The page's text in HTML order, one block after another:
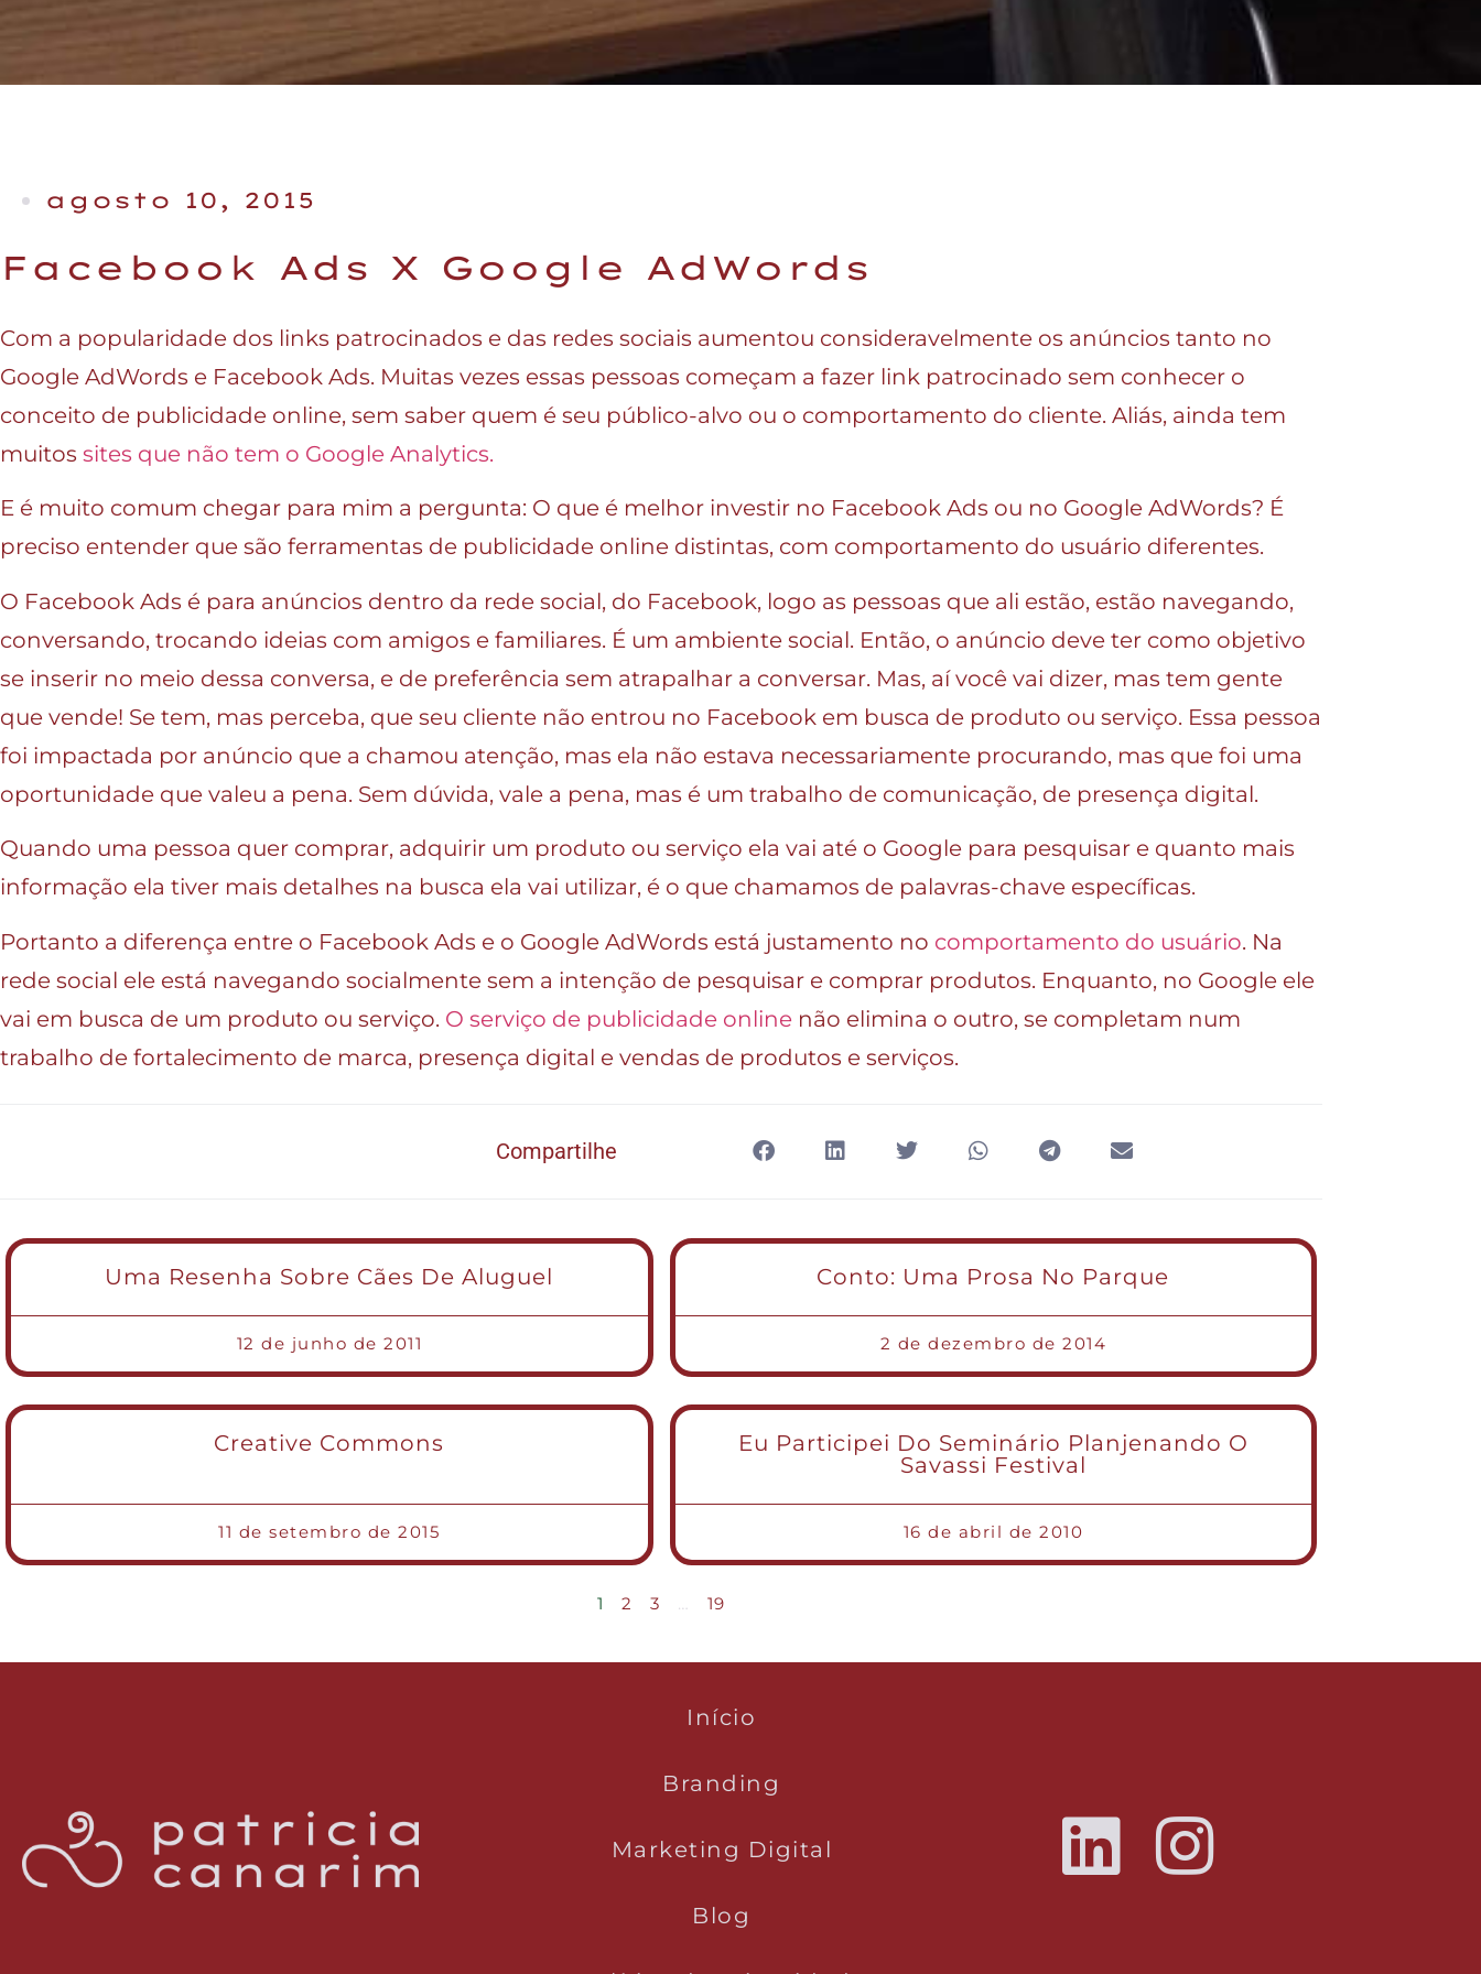
agosto 10, 2015
Facebook Ads X Google AdWords
Com a popularidade dos links patrocinados e das redes sociais aumentou consideravelmente os anúncios tanto no
Google AdWords e Facebook Ads. Muitas vezes essas pessoas começam a fazer link patrocinado sem conhecer o
conceito de publicidade online, sem saber quem é seu público-alvo ou o comportamento do cliente. Aliás, ainda tem
muitos sites que não tem o Google Analytics.
E é muito comum chegar para mim a pergunta: O que é melhor investir no Facebook Ads ou no Google AdWords? É
preciso entender que são ferramentas de publicidade online distintas, com comportamento do usuário diferentes.
O Facebook Ads é para anúncios dentro da rede social, do Facebook, logo as pessoas que ali estão, estão navegando,
conversando, trocando ideias com amigos e familiares. É um ambiente social. Então, o anúncio deve ter como objetivo
se inserir no meio dessa conversa, e de preferência sem atrapalhar a conversar. Mas, aí você vai dizer, mas tem gente
que vende! Se tem, mas perceba, que seu cliente não entrou no Facebook em busca de produto ou serviço. Essa pessoa
foi impactada por anúncio que a chamou atenção, mas ela não estava necessariamente procurando, mas que foi uma
oportunidade que valeu a pena. Sem dúvida, vale a pena, mas é um trabalho de comunicação, de presença digital.
Quando uma pessoa quer comprar, adquirir um produto ou serviço ela vai até o Google para pesquisar e quanto mais
informação ela tiver mais detalhes na busca ela vai utilizar, é o que chamamos de palavras-chave específicas.
Portanto a diferença entre o Facebook Ads e o Google AdWords está justamento no comportamento do usuário. Na
rede social ele está navegando socialmente sem a intenção de pesquisar e comprar produtos. Enquanto, no Google ele
vai em busca de um produto ou serviço. O serviço de publicidade online não elimina o outro, se completam num
trabalho de fortalecimento de marca, presença digital e vendas de produtos e serviços.
Compartilhe
Uma Resenha Sobre Cães De Aluguel
12 de junho de 2011
Conto: Uma Prosa No Parque
2 de dezembro de 2014
Creative Commons
11 de setembro de 2015
Eu Participei Do Seminário Planjenando O
Savassi Festival
16 de abril de 2010
1 2 3 … 19
Início
Branding
Marketing Digital
Blog